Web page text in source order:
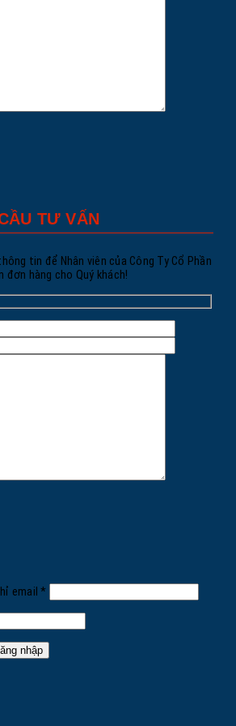
TƯ VẤN
tin để Nhân viên của Công Ty Cổ Phần
đơn hàng cho Quý khách!
email*Bắt
buộc
nhập